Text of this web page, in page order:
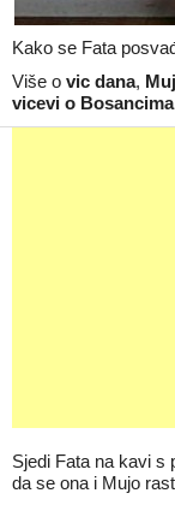
Kako se Fata
Više o vic dana,
vicevi o Bosancima
Sjedi Fata na kavi s
da se ona i Mujo